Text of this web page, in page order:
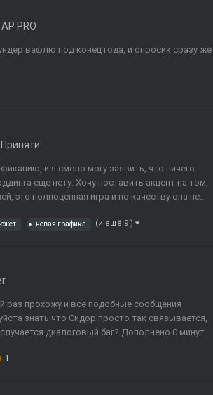
PRO
вафлю под конец года, и опросик сразу же
и я смело могу заявить, что ничего
еще нету. Хочу поставить акцент на том,
это полноценная игра и по качеству она не...
новая графика (и ещё 9 )
раз прохожу и все подобные сообщения
знать что Сидор просто так связывается,
диалоговый баг? Дополнено 0 минут...
1